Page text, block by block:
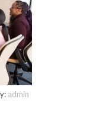
admin